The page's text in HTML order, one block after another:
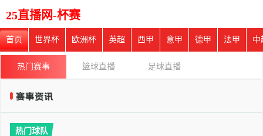
25直播网-杯赛
首页 世界杯 欧洲杯 英超 西甲 意甲 德甲 法甲 中
热门赛事 篮球直播 足球直播
热门球队